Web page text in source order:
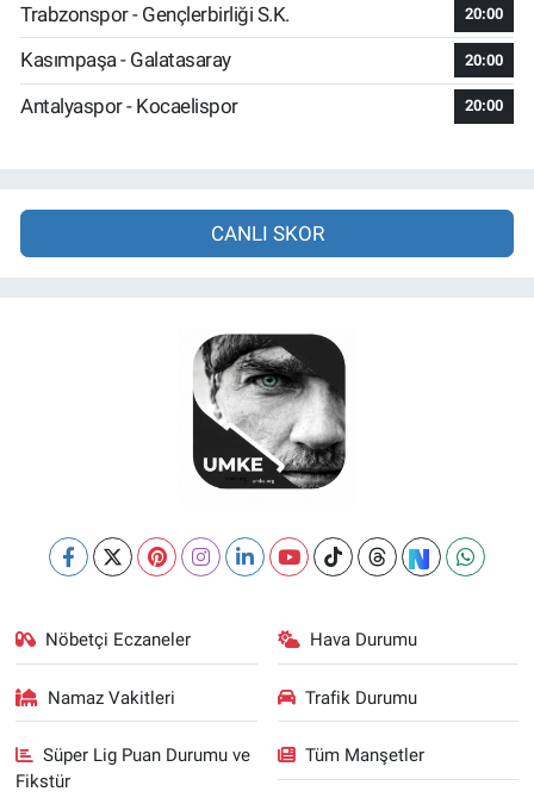
Trabzonspor - Gençlerbirliği S.K. 20:00
Kasımpaşa - Galatasaray 20:00
Antalyaspor - Kocaelispor 20:00
CANLI SKOR
Nöbetçi Eczaneler Hava Durumu
Namaz Vakitleri Trafik Durumu
Süper Lig Puan Durumu ve
Fikstür
Tüm Manşetler